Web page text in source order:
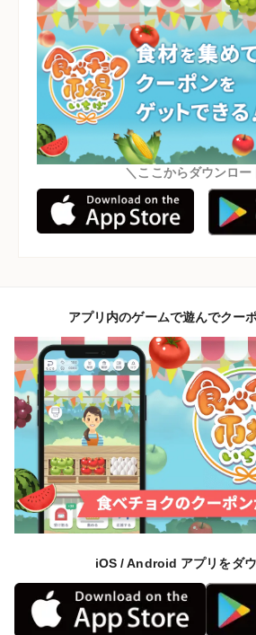
＼ここからダウンロー
アプリ内のゲームで遊んでクー
iOS / Android アプリをダ